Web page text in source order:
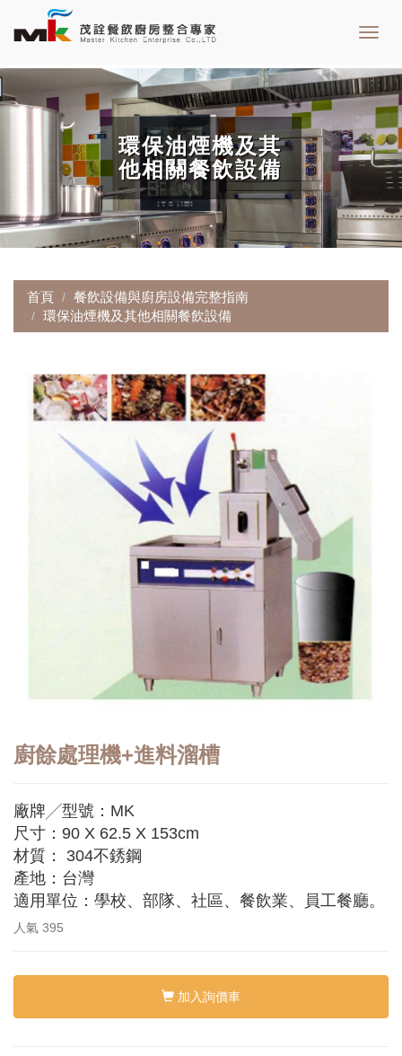
環保油煙機及其
他相關餐飲設備
首頁
餐飲設備與廚房設備完整指南
環保油煙機及其他相關餐飲設備
廚餘處理機+進料溜槽
廠牌╱型號：MK
尺寸：90 X 62.5 X 153cm
材質： 304不銹鋼
產地：台灣
適用單位：學校、部隊、社區、餐飲業、員工餐廳。
人氣 395
加入詢價車